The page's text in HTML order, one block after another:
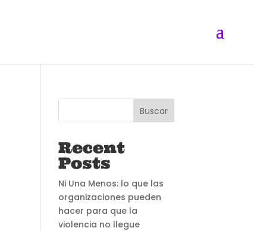
Buscar
Recent
Posts
Ni Una Menos: lo que las
organizaciones pueden
hacer para que la
violencia no llegue